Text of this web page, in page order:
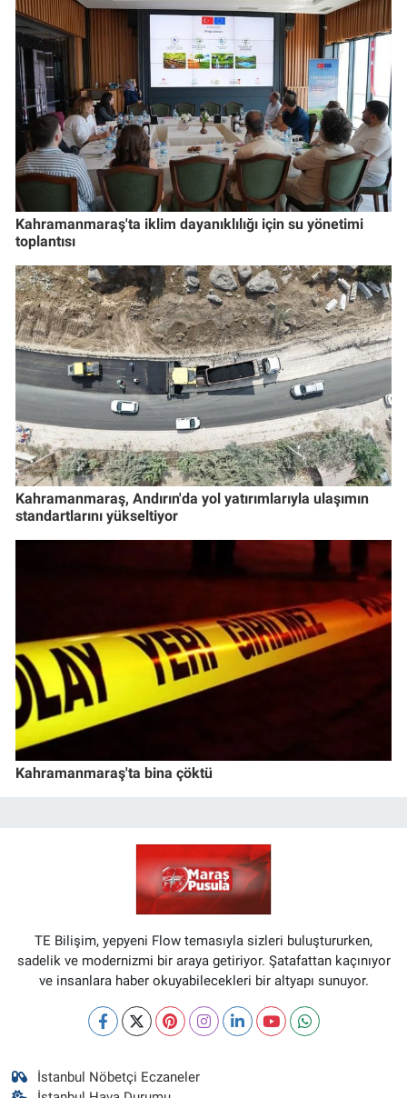
Kahramanmaraş'ta iklim dayanıklılığı için su yönetimi
toplantısı
Kahramanmaraş, Andırın'da yol yatırımlarıyla ulaşımın
standartlarını yükseltiyor
Kahramanmaraş'ta bina çöktü
TE Bilişim, yepyeni Flow temasıyla sizleri buluştururken,
sadelik ve modernizmi bir araya getiriyor. Şatafattan kaçınıyor
ve insanlara haber okuyabilecekleri bir altyapı sunuyor.
İstanbul Nöbetçi Eczaneler